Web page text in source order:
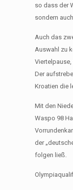
so dass der
sondern
Auch das
Auswahl zu
Der
Kroatien die
Mit den
Waspo 98
der
folgen ließ.